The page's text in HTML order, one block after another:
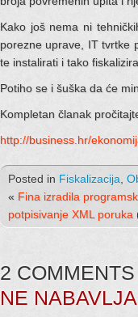
Kako još nema ni
porezne uprave, IT tvrtke
te instalirati i tako
Potiho se i šuška da će
Kompletan članak
http://business.hr/
Posted in Fiskalizacija
« Fina izradila
potpisivanje XML poruka
2
NE NABAVLJA